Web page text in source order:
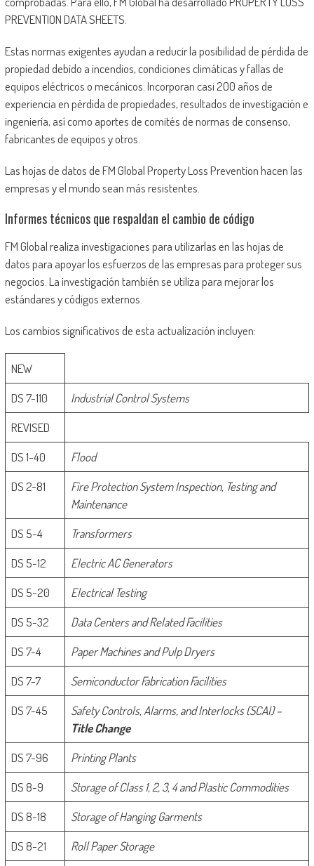
PREVENTION DATA SHEETS.
Estas normas exigentes ayudan a reducir la posibilidad de pérdida de
propiedad debido a incendios, condiciones climáticas y fallas de
equipos eléctricos o mecánicos. Incorporan casi 200 años de
experiencia en pérdida de propiedades, resultados de investigación e
ingeniería, así como aportes de comités de normas de consenso,
fabricantes de equipos y otros.
Las hojas de datos de FM Global Property Loss Prevention hacen las
empresas y el mundo sean más resistentes.
Informes técnicos que respaldan el cambio de código
FM Global realiza investigaciones para utilizarlas en las hojas de
datos para apoyar los esfuerzos de las empresas para proteger sus
negocios. La investigación también se utiliza para mejorar los
estándares y códigos externos.
Los cambios significativos de esta actualización incluyen:
NEW
DS 7-110
Industrial Control Systems
REVISED
DS 1-40
Flood
DS 2-81
Fire Protection System Inspection, Testing and
Maintenance
DS 5-4
Transformers
DS 5-12
Electric AC Generators
DS 5-20
Electrical Testing
DS 5-32
Data Centers and Related Facilities
DS 7-4
Paper Machines and Pulp Dryers
DS 7-7
Semiconductor Fabrication Facilities
DS 7-45
Safety Controls, Alarms, and Interlocks (SCAI) –
Title Change
DS 7-96
Printing Plants
DS 8-9
Storage of Class 1, 2, 3, 4 and Plastic Commodities
DS 8-18
Storage of Hanging Garments
DS 8-21
Roll Paper Storage